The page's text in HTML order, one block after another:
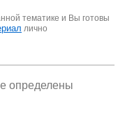
тематике и Вы готовы
лично
определены